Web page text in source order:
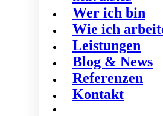
Wer ich bin
Wie ich
Leistungen
Blog & News
Referenzen
Kontakt